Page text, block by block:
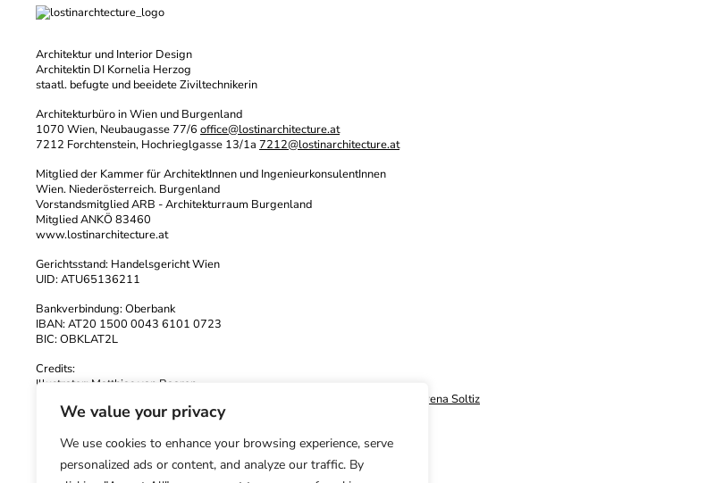
We value your privacy
We use cookies to enhance your browsing experience, serve
personalized ads or content, and analyze our traffic. By
Architektur und Interior Design
Architektin DI Kornelia Herzog
staatl. befugte und beeidete Ziviltechnikerin
Architekturbüro in Wien und Burgenland
1070 Wien, Neubaugasse 77/6 office@lostinarchitecture.at
7212 Forchtenstein, Hochrieglgasse 13/1a 7212@lostinarchitecture.at
Mitglied der Kammer für ArchitektInnen und IngenieurkonsulentInnen
Wien. Niederösterreich. Burgenland
Vorstandsmitglied ARB - Architekturraum Burgenland
Mitglied ANKÖ 83460
www.lostinarchitecture.at
Gerichtsstand: Handelsgericht Wien
UID: ATU65136211
Bankverbindung: Oberbank
IBAN: AT20 1500 0043 6101 0723
BIC: OBKLAT2L
Credits:
Illustrator: Matthias van Baaren
Verena Soltiz
Web: Richard Gruberbauer
Datenschutzerklärung